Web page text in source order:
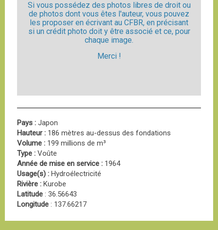
Si vous possédez des photos libres de droit ou
de photos dont vous êtes l'auteur, vous pouvez
les proposer en écrivant au CFBR, en précisant
si un crédit photo doit y être associé et ce, pour
chaque image.
Merci !
Pays : Japon
Hauteur : 186 mètres au-dessus des fondations
Volume : 199 millions de m³
Type : Voûte
Année de mise en service : 1964
Usage(s) : Hydroélectricité
Rivière : Kurobe
Latitude : 36.56643
Longitude : 137.66217